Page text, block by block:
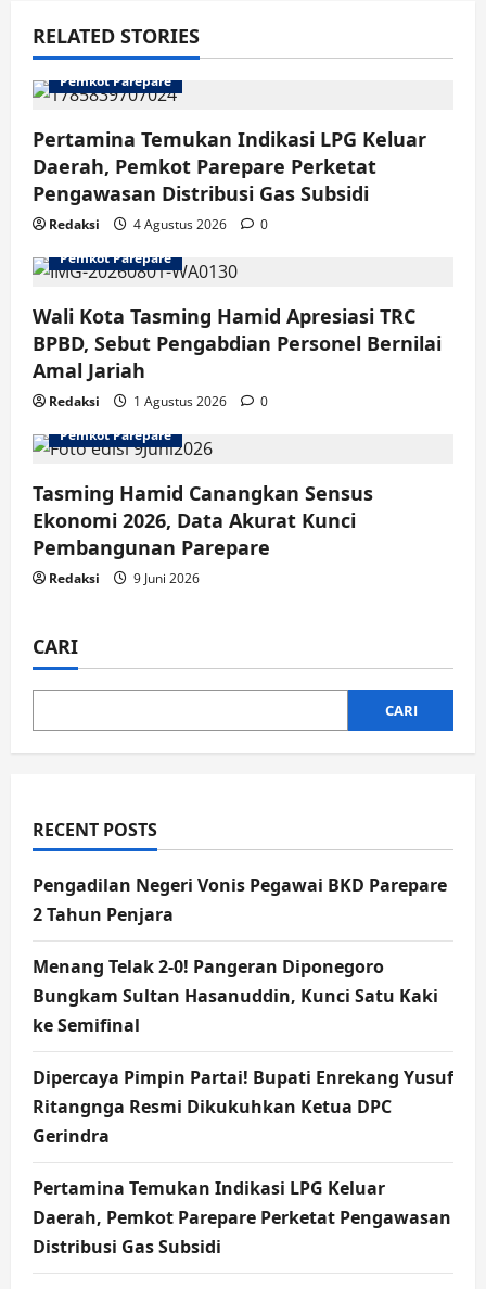
RELATED STORIES
Pemkot Parepare
Pertamina Temukan Indikasi LPG Keluar
Daerah, Pemkot Parepare Perketat
Pengawasan Distribusi Gas Subsidi
Redaksi 4 Agustus 2026
0
Pemkot Parepare
Wali Kota Tasming Hamid Apresiasi TRC
BPBD, Sebut Pengabdian Personel Bernilai
Amal Jariah
Redaksi 1 Agustus 2026
0
Pemkot Parepare
Tasming Hamid Canangkan Sensus
Ekonomi 2026, Data Akurat Kunci
Pembangunan Parepare
Redaksi 9 Juni 2026
CARI
CARI
RECENT POSTS
Pengadilan Negeri Vonis Pegawai BKD Parepare
2 Tahun Penjara
Menang Telak 2-0! Pangeran Diponegoro
Bungkam Sultan Hasanuddin, Kunci Satu Kaki
ke Semifinal
Dipercaya Pimpin Partai! Bupati Enrekang Yusuf
Ritangnga Resmi Dikukuhkan Ketua DPC
Gerindra
Pertamina Temukan Indikasi LPG Keluar
Daerah, Pemkot Parepare Perketat Pengawasan
Distribusi Gas Subsidi